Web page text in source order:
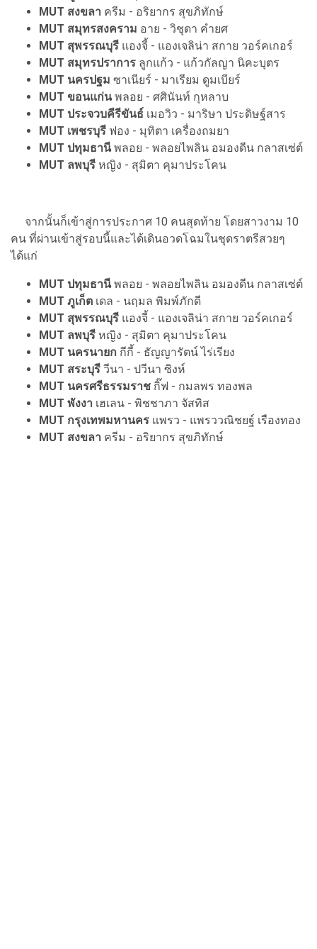
MUT สงขลา ครีม - อริยากร สุขภิทักษ์
MUT สมุทรสงคราม อาย - วิชุดา คำยศ
MUT สุพรรณบุรี แองจี้ - แองเจลิน่า สกาย วอร์คเกอร์
MUT สมุทรปราการ ลูกแก้ว - แก้วกัลญา นิคะบุตร
MUT นครปฐม ซาเนียร์ - มาเรียม ดูมเบียร์
MUT ขอนแก่นพลอย - ศศินันท์ กุหลาบ
MUT ประจวบคีรีขันธ์ เมอวิว - มาริษา ประดิษฐ์สาร
MUT เพชรบุรี ฟอง - มุทิตา เครื่องถมยา
MUT ปทุมธานีพลอย - พลอยไพลิน อมองดีน กลาสเซ่ต์
MUT ลพบุรี หญิง - สุมิตา คุมาประโคน
จากนั้นก็เข้าสู่การประกาศ 10 คนสุดท้าย โดยสาวงาม 10
คน ที่ผ่านเข้าสู่รอบนี้และได้เดินอวดโฉมในชุดราตรีสวยๆ
ได้แก่
MUT ปทุมธานีพลอย - พลอยไพลิน อมองดีน กลาสเซ่ต์
MUT ภูเก็ต เดล - นฤมล พิมพ์ภักดี
MUT สุพรรณบุรี แองจี้ - แองเจลิน่า สกาย วอร์คเกอร์
MUT ลพบุรี หญิง - สุมิตา คุมาประโคน
MUT นครนายก กีกี้ - ธัญญารัตน์ ไร่เรียง
MUT สระบุรี วีนา - ปวีนา ซิงห์
MUT นครศรีธรรมราช กิ๊ฟ - กมลพร ทองพล
MUT พังงา เฮเลน - พิชชาภา จัสทิส
MUT กรุงเทพมหานคร แพรว - แพรววณิชยฐ์ เรืองทอง
MUT สงขลา ครีม - อริยากร สุขภิทักษ์